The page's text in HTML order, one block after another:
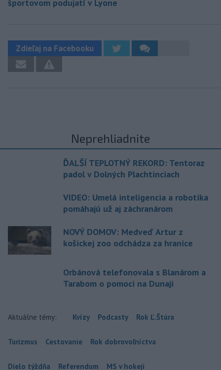
športovom podujatí v Lyone
Zdieľaj na Facebooku
Neprehliadnite
ĎALŠÍ TEPLOTNÝ REKORD: Tentoraz
padol v Dolných Plachtinciach
VIDEO: Umelá inteligencia a robotika
pomáhajú už aj záchranárom
NOVÝ DOMOV: Medveď Artur z
košickej zoo odchádza za hranice
Orbánová telefonovala s Blanárom a
Tarabom o pomoci na Dunaji
Aktuálne témy: Kvízy Podcasty Rok Ľ.Štúra
Turizmus Cestovanie Rok dobrovoľníctva
Dielo týždňa Referendum MS v hokeji